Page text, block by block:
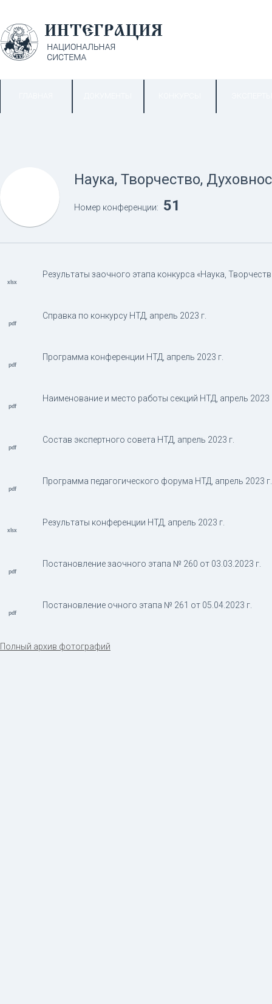
Наука, Творчество,
Номер конференции: 51
Результаты заочного этапа конкурса «Наука,
Справка по конкурсу НТД, апрель 2023 г.
Программа конференции НТД, апрель 2023 г.
Наименование и место работы секций НТД, апрель 2023
Состав экспертного совета НТД, апрель 2023 г.
Программа педагогического форума НТД, апрель 2023 г.
Результаты конференции НТД, апрель 2023 г.
Постановление заочного этапа № 260 от 03.03.2023 г.
Постановление очного этапа № 261 от 05.04.2023 г.
Полный архив фотографий